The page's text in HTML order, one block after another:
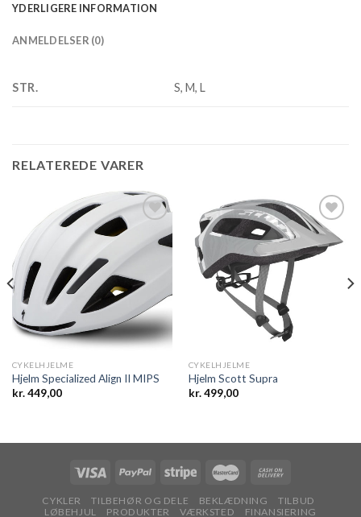
YDERLIGERE INFORMATION
ANMELDELSER (0)
STR. S, M, L
RELATEREDE VARER
CYKELHJELME
Hjelm Specialized Align II MIPS
kr.449,00
Add to
CYKELHJELME
Hjelm Scott Supra
kr.499,00
CYKLER TILBEHØR OG DELE BEKLÆDNING
TILBUD
LØBEHJUL
PRODUKTER VÆRKSTED
FINANSIERING